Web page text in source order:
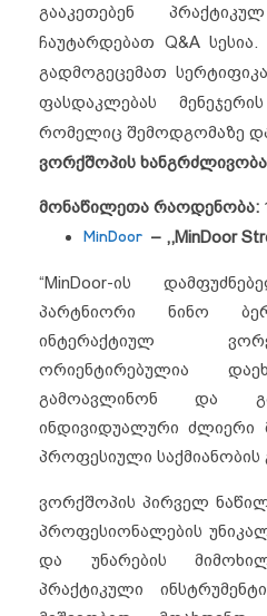
გააკეთებენ
ჩაუტარდებათ Q&A
გადმოგეცემათ
ფასდაკლებას
რომელიც შემოდგომაზე
ვორქშოპის ხანგრძლივობა
მონაწილეთა რაოდენობა:
MinDoor – ,,MinDoor
“MinDoor-ის
პარტნიორი ნინო
ინტერაქტიულ
ორიენტირებულია
გამოავლინონ და
ინდივიდუალური ძლიერი
პროფესიული საქმიანობის
ვორქშოპის პირველ
პროფესიონალების
და უნარების
პრაქტიკული